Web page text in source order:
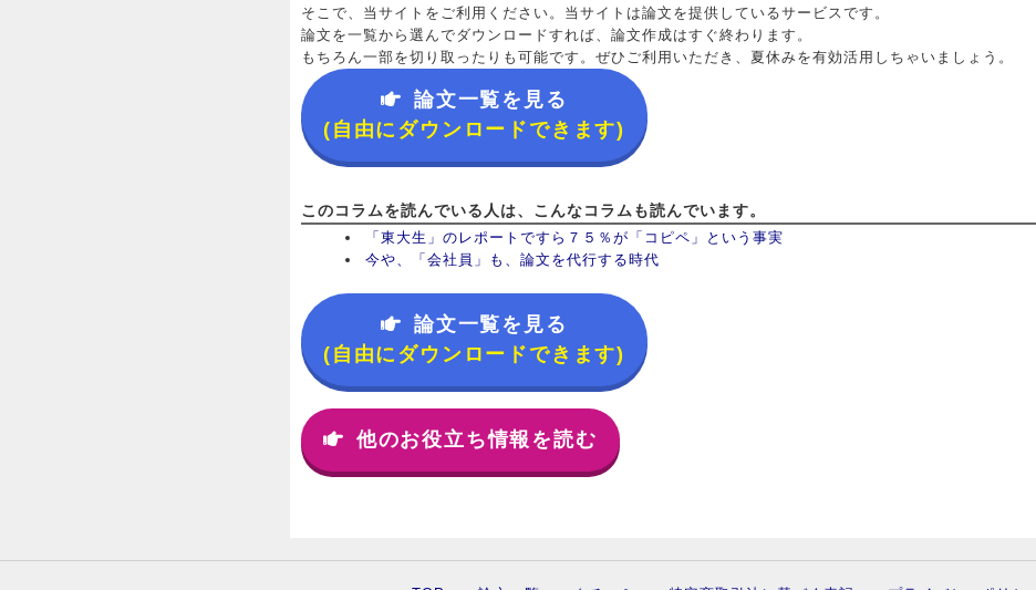
そこで、当サイトをご利用ください。当サイトは論文を提供しているサービスです。
論文を一覧から選んでダウンロードすれば、論文作成はすぐ終わります。
もちろん一部を切り取ったりも可能です。ぜひご利用いただき、夏休みを有効活用しちゃいましょう。
論文一覧を見る
(自由にダウンロードできます)
このコラムを読んでいる人は、こんなコラムも読んでいます。
「東大生」のレポートですら７５％が「コピペ」という事実
今や、「会社員」も、論文を代行する時代
論文一覧を見る
(自由にダウンロードできます)
他のお役立ち情報を読む